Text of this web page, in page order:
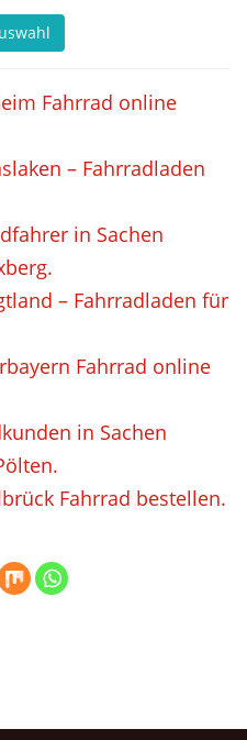
Fahrrad online
– Fahrradladen
in Sachen
– Fahrradladen für
Fahrrad online
in Sachen
Fahrrad bestellen.